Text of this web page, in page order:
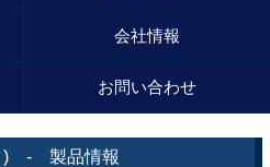
会社情報
お問い合わせ
) - 製品情報